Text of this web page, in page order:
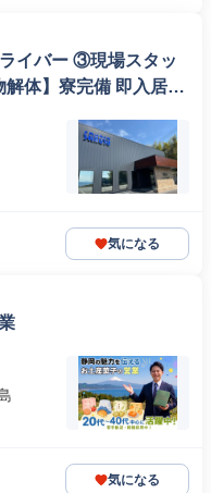
イバー ③現場スタッ
体】寮完備 即入居可
気になる
気になる